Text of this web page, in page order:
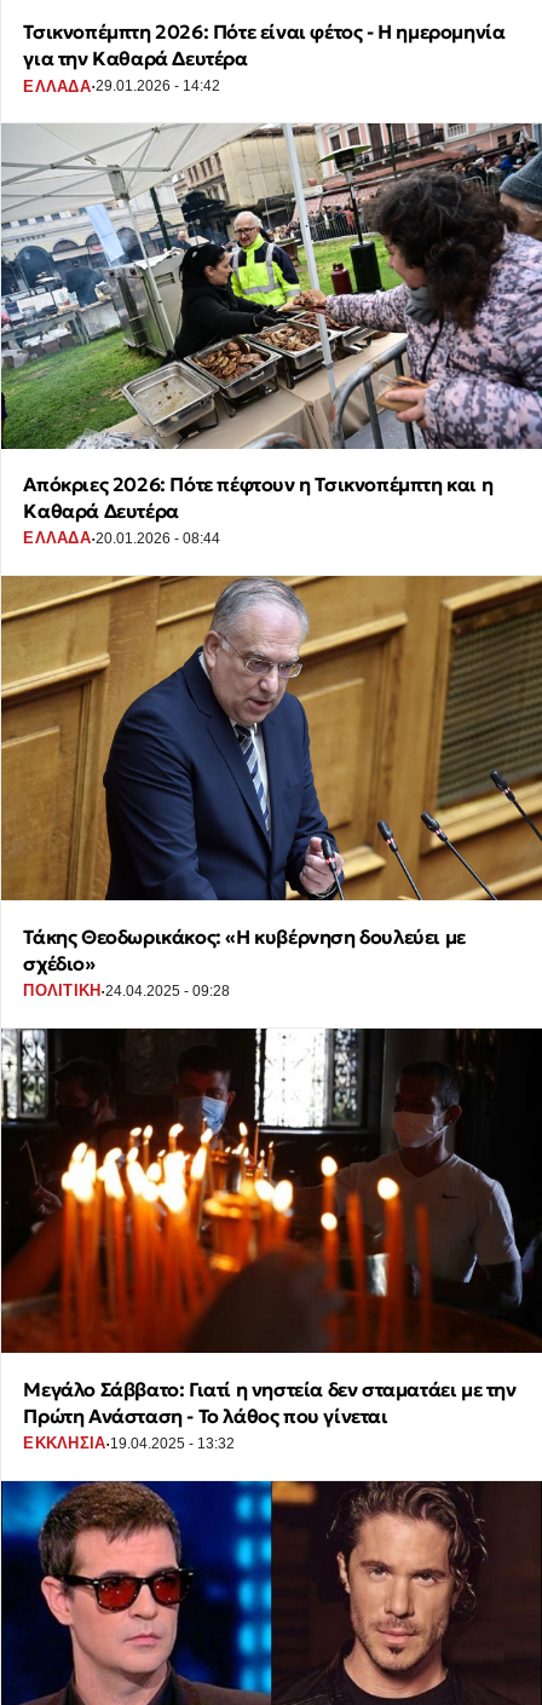
Τσικνοπέμπτη 2026: Πότε είναι φέτος - Η ημερομηνία
για την Καθαρά Δευτέρα
ΕΛΛΑΔΑ·29.01.2026 - 14:42
Απόκριες 2026: Πότε πέφτουν η Τσικνοπέμπτη και η
Καθαρά Δευτέρα
ΕΛΛΑΔΑ·20.01.2026 - 08:44
Τάκης Θεοδωρικάκος: «Η κυβέρνηση δουλεύει με
σχέδιο»
ΠΟΛΙΤΙΚΗ ·24.04.2025 - 09:28
Μεγάλο Σάββατο: Γιατί η νηστεία δεν σταματάει με την
Πρώτη Ανάσταση - Το λάθος που γίνεται
ΕΚΚΛΗΣΙΑ·19.04.2025 - 13:32